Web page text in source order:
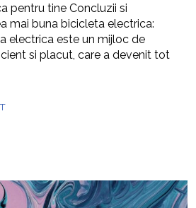
pentru tine Concluzii si
mai buna bicicleta electrica:
electrica este un mijloc de
si placut, care a devenit tot